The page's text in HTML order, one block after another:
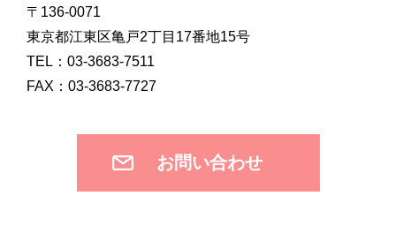
〒136-0071
東京都江東区亀戸2丁目17番地15号
TEL：03-3683-7511
FAX：03-3683-7727
お問い合わせ